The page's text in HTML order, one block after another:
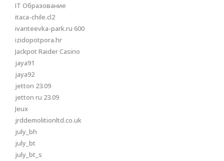
IT Образование
itaca-chile.cl2
ivanteevka-park.ru 600
izidopotpora.hr
Jackpot Raider Casino
jaya91
jaya92
jetton 23.09
jetton ru 23.09
Jeux
jrddemolitionltd.co.uk
july_bh
july_bt
july_bt_s